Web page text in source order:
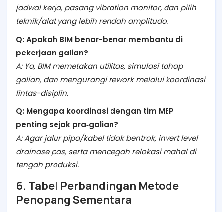
jadwal kerja, pasang vibration monitor, dan pilih
teknik/alat yang lebih rendah amplitudo.
Q: Apakah BIM benar-benar membantu di
pekerjaan galian?
A: Ya, BIM memetakan utilitas, simulasi tahap
galian, dan mengurangireworkmelalui koordinasi
lintas-disiplin.
Q: Mengapa koordinasi dengan tim MEP
penting sejak pra‑galian?
A: Agar jalur pipa/kabel tidak bentrok, invert level
drainase pas, serta mencegah relokasi mahal di
tengah produksi.
6. Tabel Perbandingan Metode
Penopang Sementara